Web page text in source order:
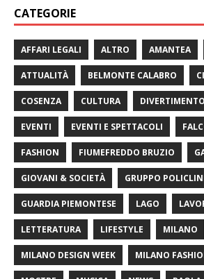
CATEGORIE
AFFARI LEGALI ALTRO AMANTEA
ATTUALITÀ BELMONTE CALABRO
COSENZA CULTURA DIVERTIMENTO
EVENTI EVENTI E SPETTACOLI
FASHION FIUMEFREDDO BRUZIO
GIOVANI & SOCIETÀ GRUPPO
GUARDIA PIEMONTESE LAGO
LETTERATURA LIFESTYLE MILANO
MILANO DESIGN WEEK MILANO